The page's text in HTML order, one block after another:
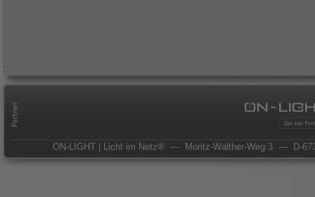
ON-LIGHT | Licht im Netz® — Moritz-Walther-Weg 3 — D-